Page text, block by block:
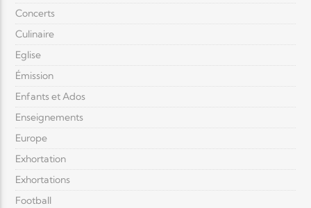
Concerts
Culinaire
Eglise
Émission
Enfants et Ados
Enseignements
Europe
Exhortation
Exhortations
Football